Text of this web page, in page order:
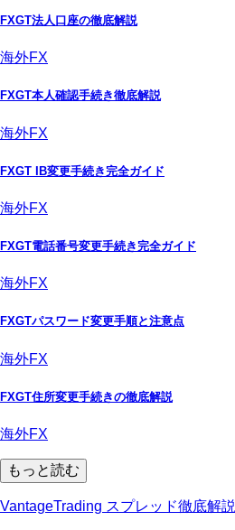
FXGT法人口座の徹底解説
海外FX
FXGT本人確認手続き徹底解説
海外FX
FXGT IB変更手続き完全ガイド
海外FX
FXGT電話番号変更手続き完全ガイド
海外FX
FXGTパスワード変更手順と注意点
海外FX
FXGT住所変更手続きの徹底解説
海外FX
もっと読む
VantageTrading スプレッド徹底解説